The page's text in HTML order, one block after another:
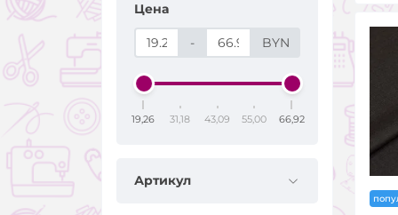
Цена
- BYN
19,26 31,18 43,09 55,00 66,92
Артикул